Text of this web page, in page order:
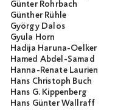
Günter Rohrbach
Günther Rühle
György Dalos
Gyula Horn
Hadija Haruna-Oelker
Hamed Abdel-Samad
Hanna-Renate Laurien
Hans Christoph Buch
Hans G. Kippenberg
Hans Günter Wallraff